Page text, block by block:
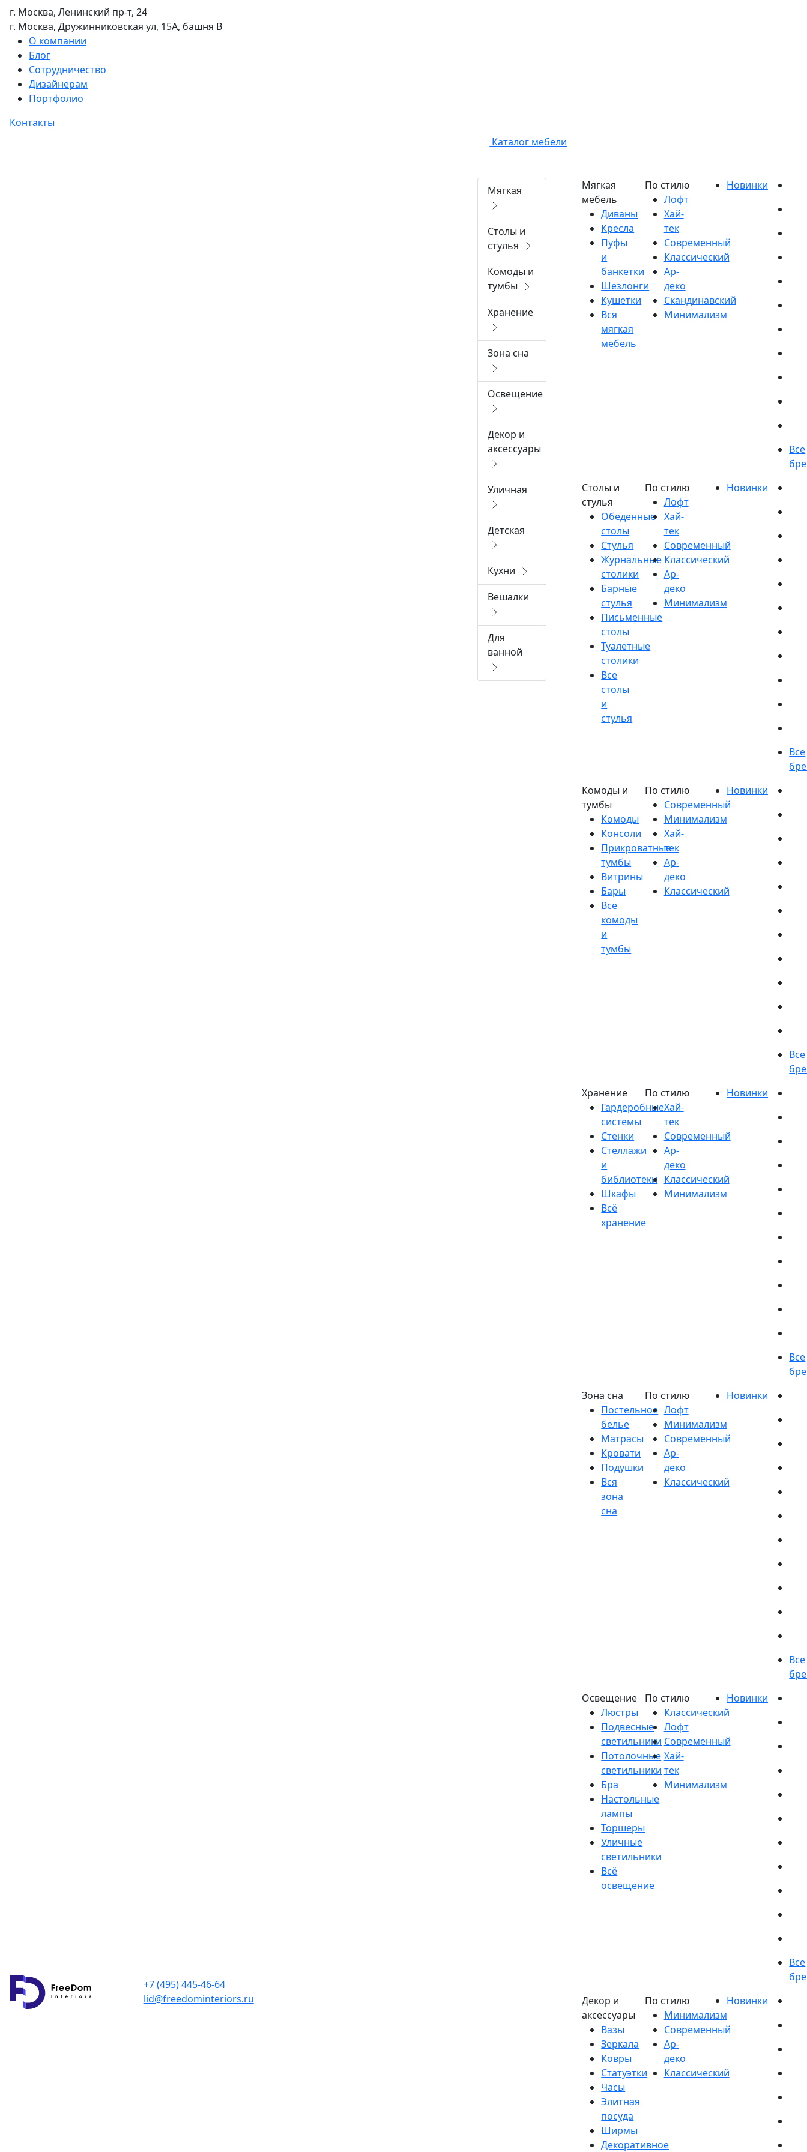
г. Москва, Ленинский пр-т, 24
г. Москва, Дружинниковская ул, 15А, башня В
О компании
Блог
Сотрудничество
Дизайнерам
Портфолио
Контакты
+7 (495) 445-46-64
lid@freedominteriors.ru
Каталог мебели
Мягкая
Столы и
стулья
Комоды и
тумбы
Хранение
Зона сна
Освещение
Декор и
аксессуары
Уличная
Детская
Кухни
Вешалки
Для
ванной
Диваны
Кресла
Пуфы
и
банкетки
Шезлонги
Кушетки
Обеденные
столы
Стулья
Журнальные
столики
Барные
стулья
Письменные
столы
Туалетные
столики
Комоды
Консоли
Прикроватные
тумбы
Витрины
Бары
Гардеробные
системы
Стенки
Стеллажи
и
библиотеки
Шкафы
Постельное
белье
Матрасы
Кровати
Подушки
Люстры
Подвесные
светильники
Потолочные
светильники
Бра
Настольные
лампы
Торшеры
Уличные
светильники
Вазы
Зеркала
Ковры
Статуэтки
Часы
Элитная
посуда
Ширмы
Декоративное